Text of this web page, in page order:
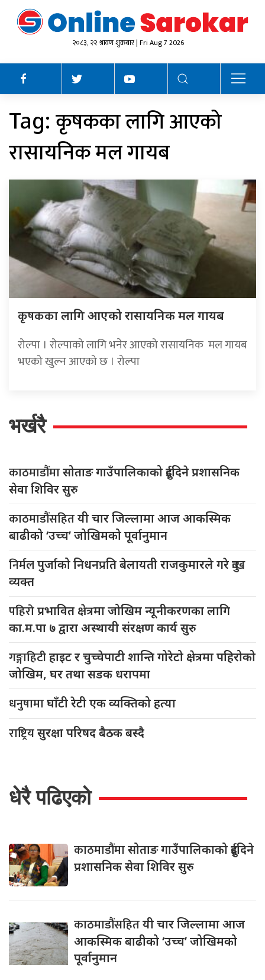
२०८३, २२ श्रावण शुक्रबार | Fri Aug 7 2026
Tag: कृषकका लागि आएको
रासायनिक मल गायब
कृषककालागि आएको रासायनिक मल गायब
रोल्पा । रोल्पाको लागि भनेर आएको रासायनिक मल गायब
भएको खुल्न आएको छ । रोल्पा
भर्खरै
काठमाडौंमासोताङ गाउँपालिकाको दुईदिने प्रशासनिक
सेवा शिविर सुरु
काठमाडौंसहितयी चार जिल्लामा आज आकस्मिक
बाढीको ‘उच्च’ जोखिमको पूर्वानुमान
निर्मलपुर्जाको निधनप्रति बेलायती राजकुमारले गरे दुःख
व्यक्त
पहिरोप्रभावित क्षेत्रमा जोखिम न्यूनीकरणका लागि
का.म.पा ७ द्वारा अस्थायी संरक्षण कार्य सुरु
गङ्गाहिटीहाइट र चुच्चेपाटी शान्ति गोरेटो क्षेत्रमा पहिरोको
जोखिम, घर तथा सडक धरापमा
धनुषामाघाँटी रेटी एक व्यक्तिको हत्या
राष्ट्रियसुरक्षा परिषद बैठक बस्दै
धेरै पढिएको
काठमाडौंमासोताङ गाउँपालिकाको दुईदिने
प्रशासनिक सेवा शिविर सुरु
काठमाडौंसहितयी चार जिल्लामा आज
आकस्मिक बाढीको ‘उच्च’ जोखिमको
पूर्वानुमान